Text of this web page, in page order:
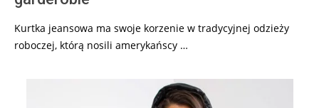
Kurtka jeansowa ma swoje korzenie w tradycyjnej odzieży
roboczej, którą nosili amerykańscy …